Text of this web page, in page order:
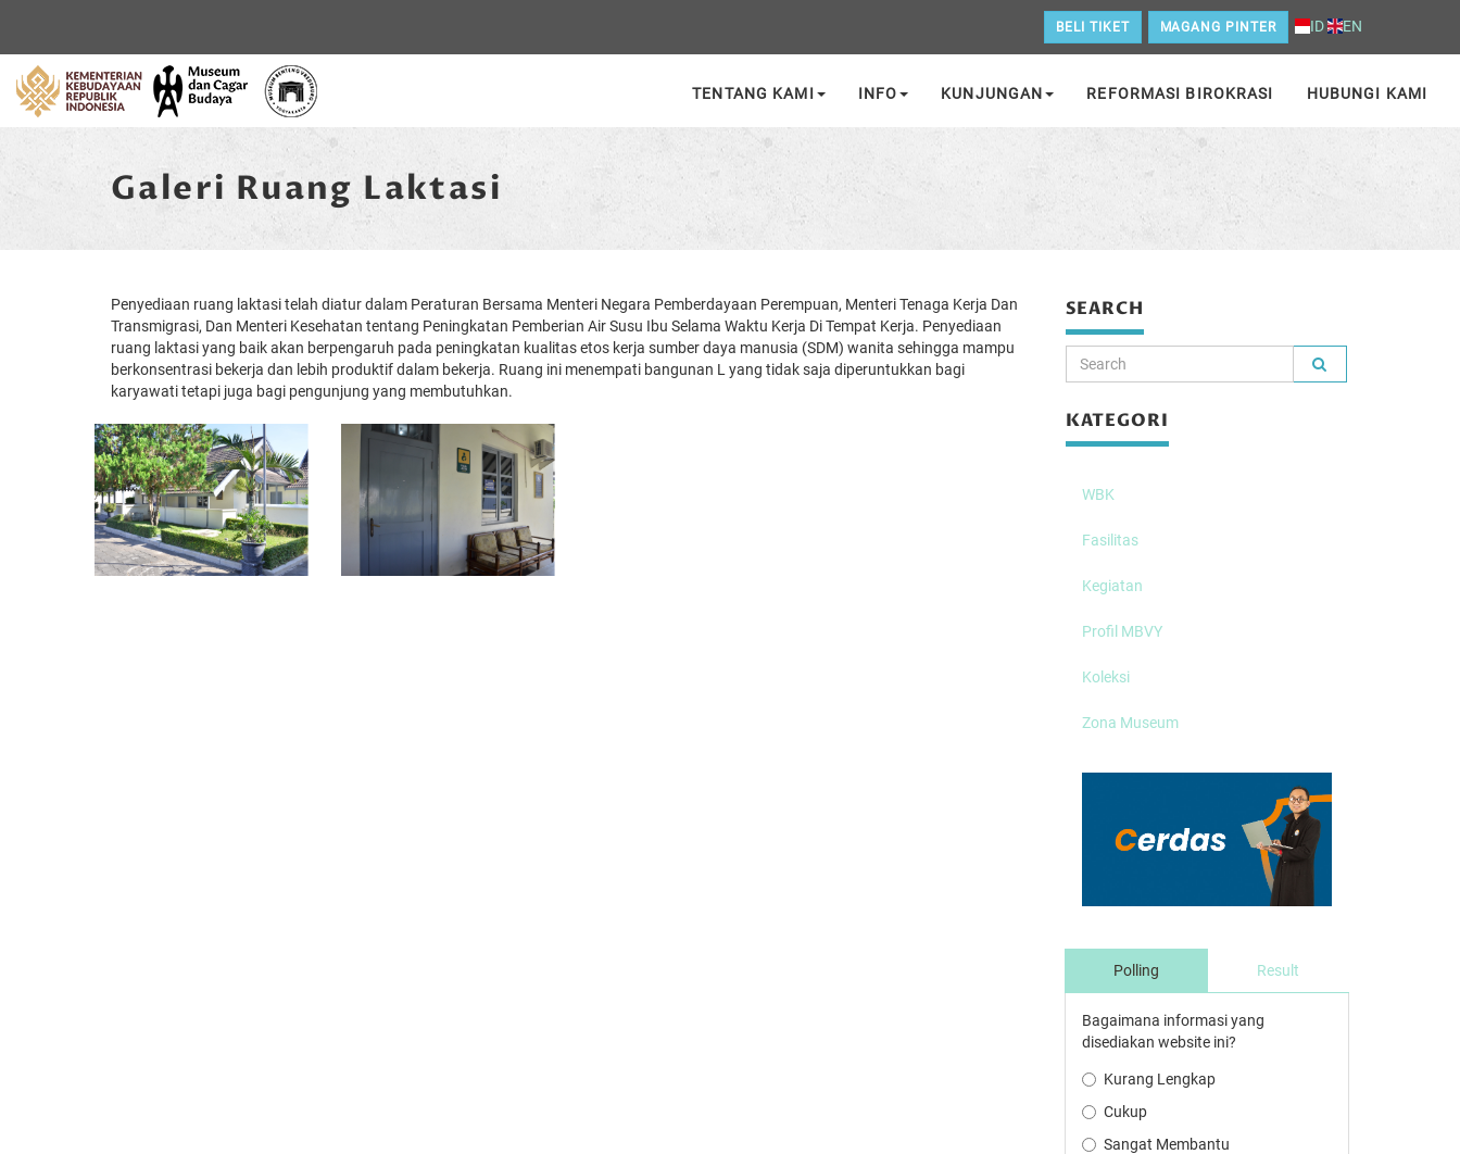
BELI TIKET MAGANG PINTER ID EN
Home
TENTANG KAMI INFO KUNJUNGAN REFORMASI BIROKRASI HUBUNGI KAMI
Galeri Ruang Laktasi
Penyediaan ruang laktasi telah diatur dalam Peraturan Bersama Menteri Negara Pemberdayaan Perempuan, Menteri Tenaga Kerja Dan
Transmigrasi, Dan Menteri Kesehatan tentang Peningkatan Pemberian Air Susu Ibu Selama Waktu Kerja Di Tempat Kerja. Penyediaan
ruang laktasi yang baik akan berpengaruh pada peningkatan kualitas etos kerja sumber daya manusia (SDM) wanita sehingga mampu
berkonsentrasi bekerja dan lebih produktif dalam bekerja. Ruang ini menempati bangunan L yang tidak saja diperuntukkan bagi
karyawati tetapi juga bagi pengunjung yang membutuhkan.
SEARCH
KATEGORI
WBK
Fasilitas
Kegiatan
Profil MBVY
Koleksi
Zona Museum
Polling Result
Bagaimana informasi yang
disediakan website ini?
Kurang Lengkap
Cukup
Sangat Membantu